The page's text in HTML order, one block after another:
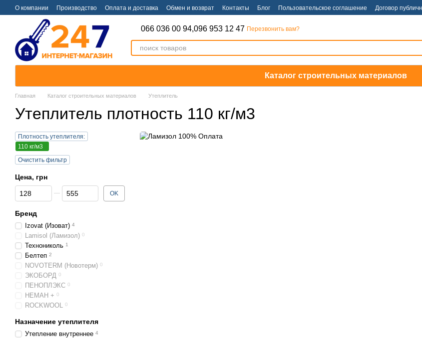
Перейти к основному контенту
О компании Производство Оплата и доставка Обмен и возврат Контакты Блог Пользовательское соглашение Договор
066 036 00 94,096 953 12 47 Перезвонить вам?
Каталог строительных материалов
Главная Каталог строительных материалов Утеплитель
Утеплитель плотность 110 кг/м3
Плотность утеплителя:
110 кг/м3
Очистить фильтр
Цена, грн
От Цена, грн
До Цена, грн OK
Бренд
Izovat (Изоват) 4
Lamisol (Ламизол) 0
Технониколь 1
Белтеп 2
NOVOTERM (Новотерм) 0
ЭКОБОРД 0
ПЕНОПЛЭКС 0
НЕМАН + 0
ROCKWOOL 0
Назначение утеплителя
Утепление внутреннее 4